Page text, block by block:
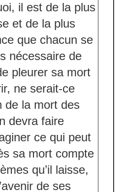
il est de la plus
et de la plus
que chacun se
nécessaire de
pleurer sa mort
ne serait-ce
de la mort des
devra faire
ce qui peut
sa mort compte
qu’il laisse,
de ses